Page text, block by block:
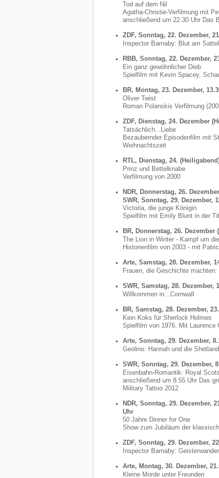
Tod auf dem Nil
Agatha-Christie-Verfilmung mit
anschließend um 22.30 Uhr Das
ZDF, Sonntag, 22. Dezember,
Inspector Barnaby: Blut am Sattel
RBB, Sonntag, 22. Dezember,
Ein ganz gewöhnlicher Dieb
Spielfilm mit Kevin Spacey,
BR, Montag, 23. Dezember,
Oliver Twist
Roman Polanskis Verfilmung
ZDF, Dienstag, 24. Dezember
Tatsächlich...Liebe
Bezaubernder Episodenfilm mit
Weihnachtszeit
RTL, Dienstag, 24.
Prinz und Bettelknabe
Verfilmung von 2000
NDR, Donnerstag, 26.
SWR, Sonntag, 29. Dezember,
Victoria, die junge Königin
Spielfilm mit Emily Blunt in der
BR, Donnerstag, 26.
The Lion in Winter - Kampf um
Historienfilm von 2003 - mit
Arte, Samstag, 28. Dezember,
Frauen, die Geschichte
SWR, Samstag, 28. Dezember,
Willkommen in...Cornwall
BR, Samstag, 28. Dezember,
Kein Koks für Sherlock Holmes
Spielfilm von 1976. Mit Laurence
Arte, Sonntag, 29. Dezember,
Geolino: Hannah und die
SWR, Sonntag, 29. Dezember,
Eisenbahn-Romantik: Royal
anschließend um 8.55 Uhr Das
Military Tattoo 2012
NDR, Sonntag, 29. Dezember,
Uhr
50 Jahre Dinner for One
Show zum Jubiläum der
ZDF, Sonntag, 29. Dezember,
Inspector Barnaby:
Arte, Montag, 30. Dezember,
Kleine Morde unter Freunden